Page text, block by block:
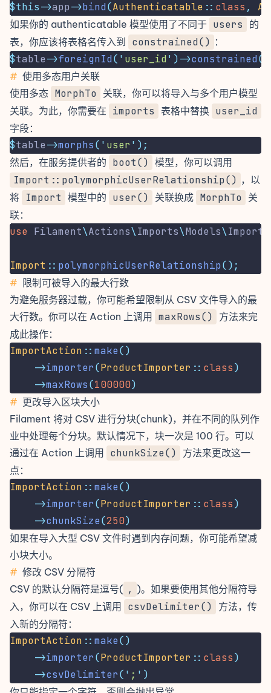
$this->app->bind(Authenticatable :: class ,
如果你的 authenticatable 模型使用了不同于 users
的
表，你应该将表格名传入到
constrained() ：
$table->foreignId( ' user_id ' )->constrained(
# 使用多态用户关联
使用多态 MorphTo 关联，你可以将导入与多个用户模型
关联。为此，你需要在 imports 表格中替换 user_id
字段：
$table->morphs( ' user ' );
然后，在服务提供者的 boot() 模型，你可以调用
Import::polymorphicUserRelationship() ，以
将 Import 模型中的 user() 关联换成 MorphTo 关
联：
use Filament\Actions\Imports\Models\Import
Import :: polymorphicUserRelationship();
# 限制可被导入的最大行数
为避免服务器过载，你可能希望限制从 CSV 文件导入的最
大行数。你可以在 Action 上调用
maxRows()
方法来完
成此操作：
ImportAction :: make()
->importer(ProductImporter :: class)
->maxRows(100000)
# 更改导入区块大小
Filament 将对 CSV 进行分块(chunk)，并在不同的队列作
业中处理每个分块。默认情况下，块一次是 100 行。可以
通过在 Action 上调用
chunkSize()
方法来更改这一
点：
ImportAction :: make()
->importer(ProductImporter :: class)
->chunkSize(250)
如果在导入大型 CSV 文件时遇到内存问题，你可能希望减
小块大小。
# 修改 CSV 分隔符
CSV 的默认分隔符是逗号( , )。如果要使用其他分隔符导
入，你可以在 CSV 上调用
csvDelimiter()
方法，传
入新的分隔符：
ImportAction :: make()
->importer(ProductImporter :: class)
->csvDelimiter( ' ; ' )